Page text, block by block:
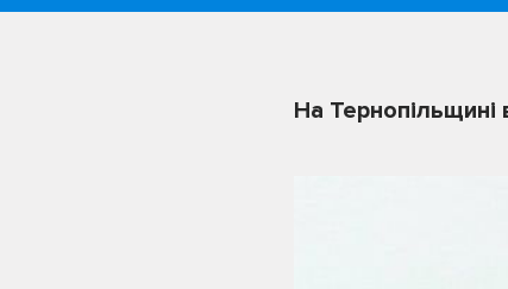
На Тернопільщині